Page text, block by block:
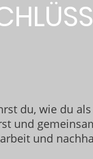
du, wie du als
und
und